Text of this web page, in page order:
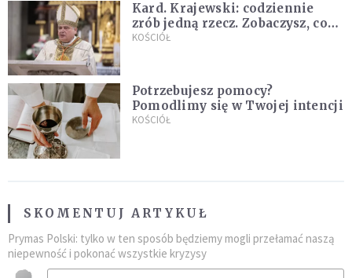
Kard. Krajewski: codziennie
zrób jedną rzecz. Zobaczysz, co
stanie się z twoim życiem
KOŚCIÓŁ
Potrzebujesz pomocy?
Pomodlimy się w Twojej intencji
KOŚCIÓŁ
SKOMENTUJ ARTYKUŁ
Prymas Polski: tylko w ten sposób będziemy mogli przełamać naszą
niepewność i pokonać wszystkie kryzysy